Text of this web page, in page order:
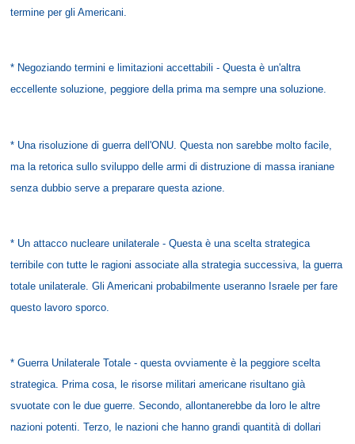
termine per gli Americani.
* Negoziando termini e limitazioni accettabili - Questa è un'altra
eccellente soluzione, peggiore della prima ma sempre una soluzione.
* Una risoluzione di guerra dell'ONU. Questa non sarebbe molto facile,
ma la retorica sullo sviluppo delle armi di distruzione di massa iraniane
senza dubbio serve a preparare questa azione.
* Un attacco nucleare unilaterale - Questa è una scelta strategica
terribile con tutte le ragioni associate alla strategia successiva, la guerra
totale unilaterale. Gli Americani probabilmente useranno Israele per fare
questo lavoro sporco.
* Guerra Unilaterale Totale - questa ovviamente è la peggiore scelta
strategica. Prima cosa, le risorse militari americane risultano già
svuotate con le due guerre. Secondo, allontanerebbe da loro le altre
nazioni potenti. Terzo, le nazioni che hanno grandi quantità di dollari